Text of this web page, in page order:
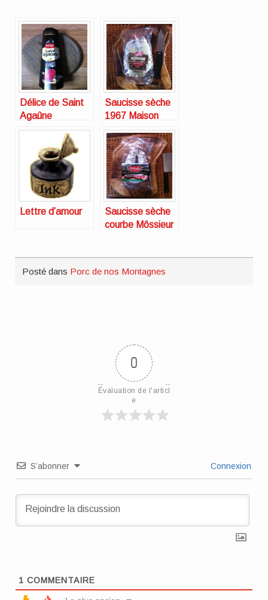
Délice de Saint
Agaûne
Bordeaux
Saucisse sèche
1967 Maison
Milhau
Lettre d’amour
Saucisse sèche
courbe Môssieur
Posté dans Porc de nos Montagnes
0
Évaluation de l'articl
e
S’abonner Connexion
1 COMMENTAIRE